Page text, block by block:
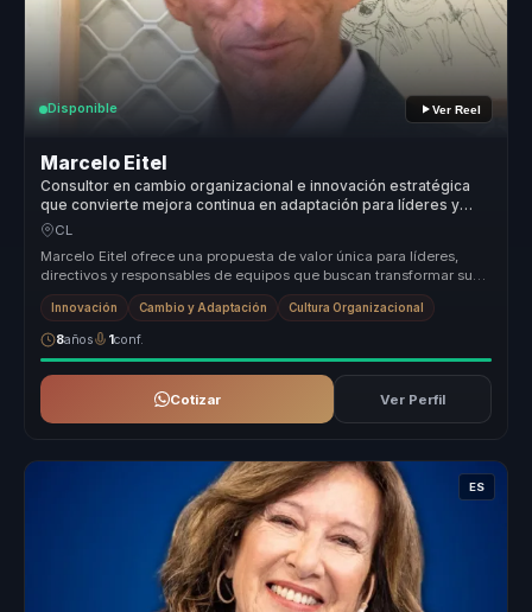
Disponible Ver Reel
Marcelo Eitel
Consultor en cambio organizacional e innovación estratégica
que convierte mejora continua en adaptación para líderes y
equipos.
CL
Marcelo Eitel ofrece una propuesta de valor única para líderes,
directivos y responsables de equipos que buscan transformar sus
organizac...
Innovación Cambio y Adaptación Cultura Organizacional
8años 1conf.
Cotizar Ver Perfil
ES